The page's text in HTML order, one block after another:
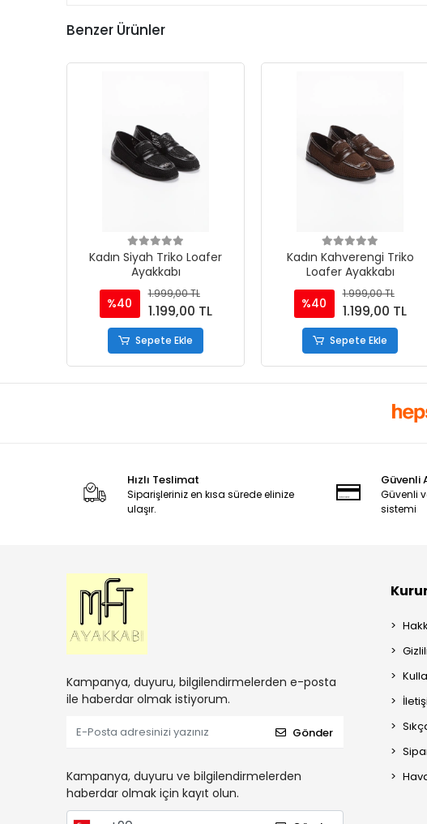
Benzer Ürünler
Kadın Siyah Triko Loafer
Ayakkabı
%40
1.999,00 TL
1.199,00 TL
Sepete Ekle
Kadın Kahverengi Triko
Loafer Ayakkabı
%40
1.999,00 TL
1.199,00 TL
Sepete Ekle
Hızlı Teslimat
Siparişleriniz en kısa sürede elinize
ulaşır.
Güvenli
Güvenli
sistemi
Kampanya, duyuru, bilgilendirmelerden e-posta
ile haberdar olmak istiyorum.
Gönder
Kampanya, duyuru ve bilgilendirmelerden
haberdar olmak için kayıt olun.